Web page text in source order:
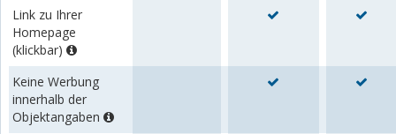
Link zu Ihrer
Homepage
(klickbar)
Keine Werbung
innerhalb der
Objektangaben